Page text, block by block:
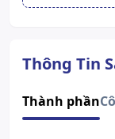
Nước sản xuất
Xuất xứ thương
hiệu
Xem giấy
Thông Tin
Thành phần